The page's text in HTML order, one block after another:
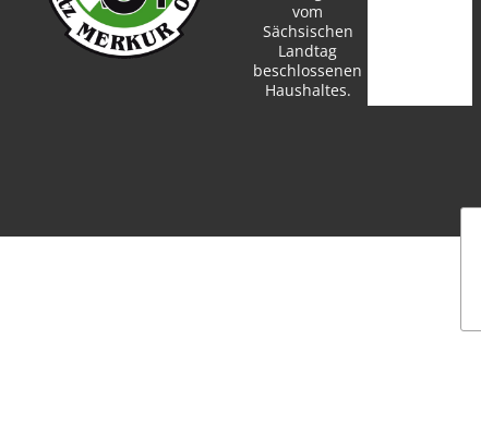
vom
Sächsischen
Landtag
beschlossenen
Haushaltes.